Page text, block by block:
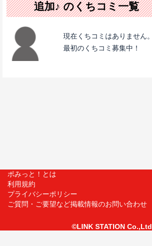
追加♪ のくちコミ一覧
現在くちコミはありません。
最初のくちコミ募集中！
ポみっと！とは
利用規約
プライバシーポリシー
ご質問・ご要望など掲載情報のお問い合わせ
©LINK STATION Co.,Ltd